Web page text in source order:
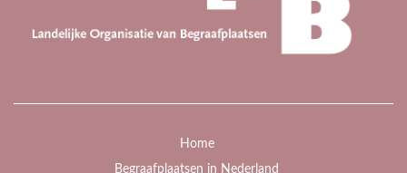
Home
Begraafplaatsen in Nederland